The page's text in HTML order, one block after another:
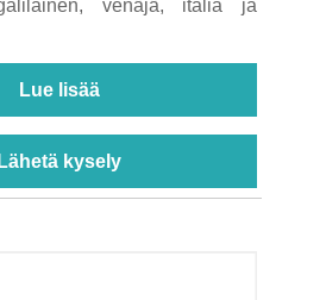
venäjä, italia ja
Lue lisää
Lähetä kysely